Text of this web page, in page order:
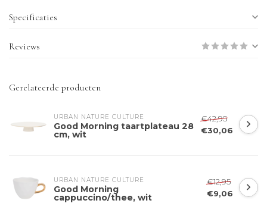
Specificaties
Reviews
Gerelateerde producten
URBAN NATURE CULTURE
Good Morning taartplateau 28
cm, wit
€42,95
€30,06
URBAN NATURE CULTURE
Good Morning
cappuccino/thee, wit
€12,95
€9,06